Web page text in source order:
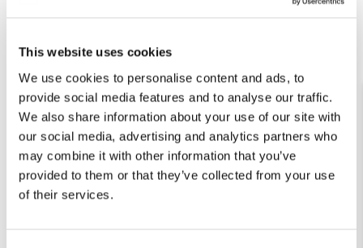
This website uses cookies
We use cookies to personalise content and ads, to
provide social media features and to analyse our traffic.
We also share information about your use of our site with
our social media, advertising and analytics partners who
may combine it with other information that you’ve
provided to them or that they’ve collected from your use
of their services.
Willem Mesdag
€ 3,50
Bekijk alles van Hendrik Willem Mesdag
Meer van Panorama Mesdag